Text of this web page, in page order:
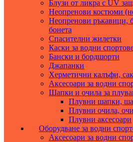
Блузи от ликра с UV
Неопренови костюми
Неопренови ръкавици,
бонета
Спасителни жилетки
Каски за водни
Бански и бордшорти
Джапанки
Херметични калъфи,
Аксесоари за водни
Шапки и очила за
Плувни шапки,
Плувни очила,
Плувни аксесоари
Оборудване за водни
Аксесоари за водни